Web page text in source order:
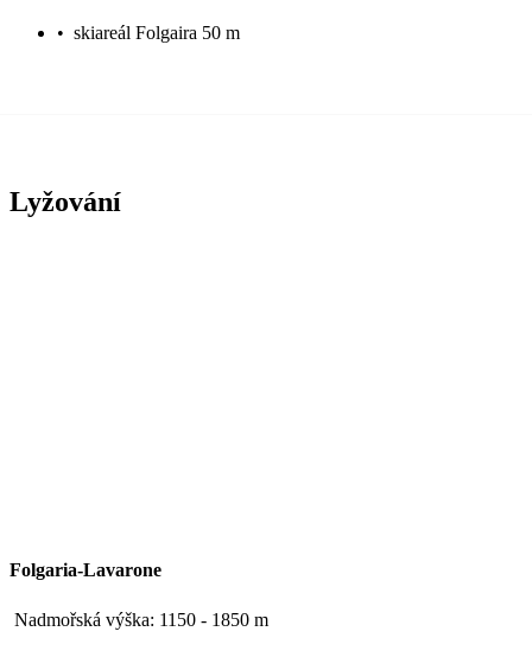
• skiareál Folgaira 50 m
Lyžování
Folgaria-Lavarone
Nadmořská výška: 1150 - 1850 m